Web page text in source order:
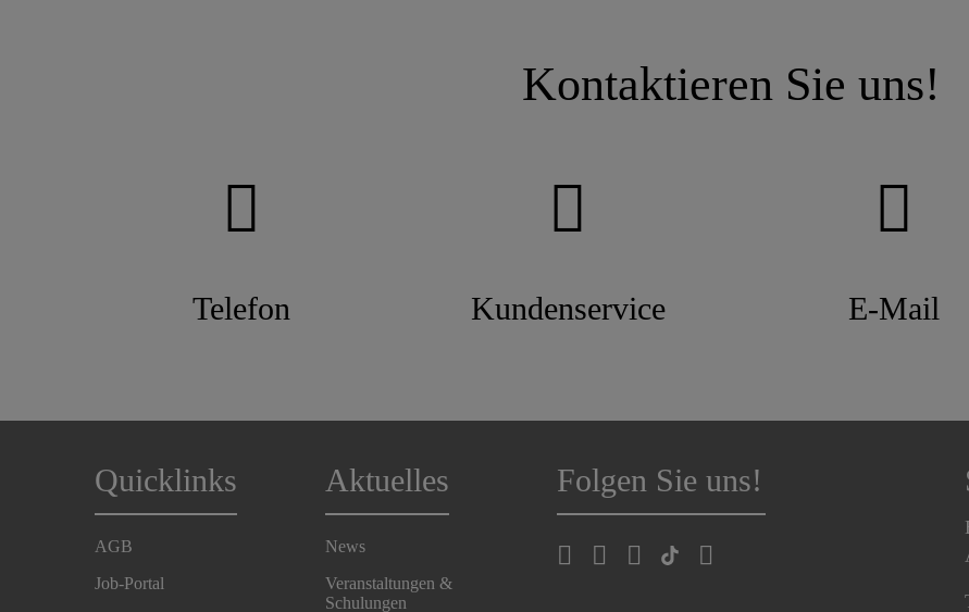
Kontaktieren Sie uns!
Telefon Kundenservice E-Mail
Quicklinks
AGB
Job-Portal
Aktuelles
News
Veranstaltungen &
Schulungen
Folgen Sie uns!